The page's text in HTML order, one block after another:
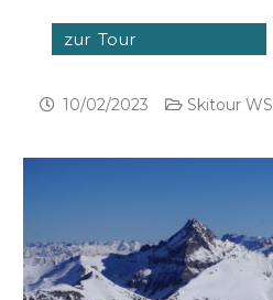
zur Tour
10/02/2023 Skitour WS